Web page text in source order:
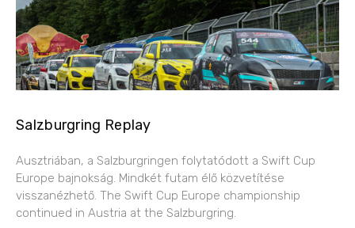
Salzburgring Replay
Ausztriában, a Salzburgringen folytatódott a Swift Cup
Europe bajnokság. Mindkét futam élő közvetítése
visszanézhető. The Swift Cup Europe championship
continued in Austria at the Salzburgring.